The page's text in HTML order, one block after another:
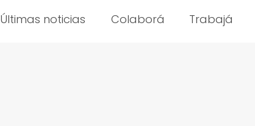
Últimas noticias Colaborá Trabajá